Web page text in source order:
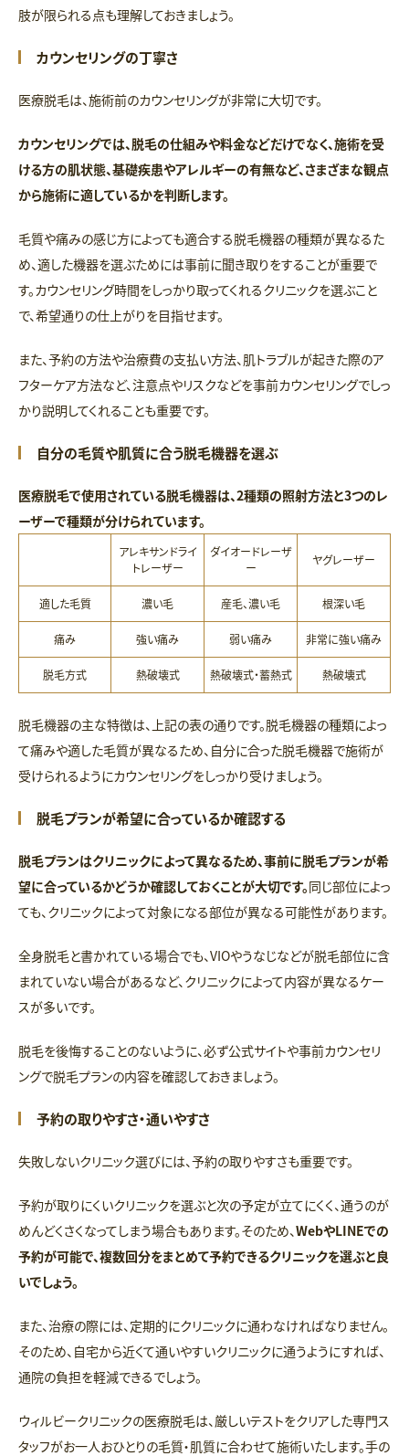
肢が限られる点も理解しておきましょう。
カウンセリングの丁寧さ
医療脱毛は、施術前のカウンセリングが非常に大切です。
カウンセリングでは、脱毛の仕組みや料金などだけでなく、施術を受
ける方の肌状態、基礎疾患やアレルギーの有無など、さまざまな観点
から施術に適しているかを判断します。
毛質や痛みの感じ方によっても適合する脱毛機器の種類が異なるた
め、適した機器を選ぶためには事前に聞き取りをすることが重要で
す。カウンセリング時間をしっかり取ってくれるクリニックを選ぶこと
で、希望通りの仕上がりを目指せます。
また、予約の方法や治療費の支払い方法、肌トラブルが起きた際のア
フターケア方法など、注意点やリスクなどを事前カウンセリングでしっ
かり説明してくれることも重要です。
自分の毛質や肌質に合う脱毛機器を選ぶ
医療脱毛で使用されている脱毛機器は、2種類の照射方法と3つのレ
ーザーで種類が分けられています。
アレキサンドライ
トレーザー
ダイオードレーザ
ー
ヤグレーザー
適した毛質 濃い毛 ​​産毛、濃い毛 根深い毛
痛み 強い痛み 弱い痛み 非常に強い痛み
脱毛方式 熱破壊式 熱破壊式・蓄熱式 熱破壊式
脱毛機器の主な特徴は、上記の表の通りです。脱毛機器の種類によっ
て痛みや適した毛質が異なるため、自分に合った脱毛機器で施術が
受けられるようにカウンセリングをしっかり受けましょう。
脱毛プランが希望に合っているか確認する
脱毛プランはクリニックによって異なるため、事前に脱毛プランが希
望に合っているかどうか確認しておくことが大切です。同じ部位によっ
ても、クリニックによって対象になる部位が異なる可能性があります。
全身脱毛と書かれている場合でも、VIOやうなじなどが脱毛部位に含
まれていない場合があるなど、クリニックによって内容が異なるケー
スが多いです。
脱毛を後悔することのないように、必ず公式サイトや事前カウンセリ
ングで脱毛プランの内容を確認しておきましょう。
予約の取りやすさ・通いやすさ
失敗しないクリニック選びには、予約の取りやすさも重要です。
予約が取りにくいクリニックを選ぶと次の予定が立てにくく、通うのが
めんどくさくなってしまう場合もあります。そのため、WebやLINEでの
予約が可能で、複数回分をまとめて予約できるクリニックを選ぶと良
いでしょう。
また、治療の際には、定期的にクリニックに通わなければなりません。
そのため、自宅から近くて通いやすいクリニックに通うようにすれば、
通院の負担を軽減できるでしょう。
ウィルビークリニックの医療脱毛は、厳しいテストをクリアした専門ス
タッフがお一人おひとりの毛質・肌質に合わせて施術いたします。手の